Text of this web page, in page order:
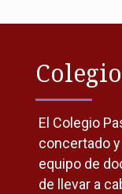
El Colegio
concertado
equipo de
de llevar a